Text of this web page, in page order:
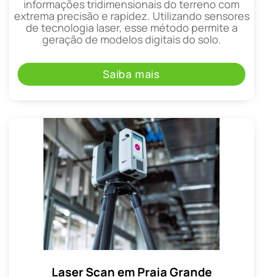
informações tridimensionais do terreno com
extrema precisão e rapidez. Utilizando sensores
de tecnologia laser, esse método permite a
geração de modelos digitais do solo.
Saiba mais
Laser Scan em Praia Grande